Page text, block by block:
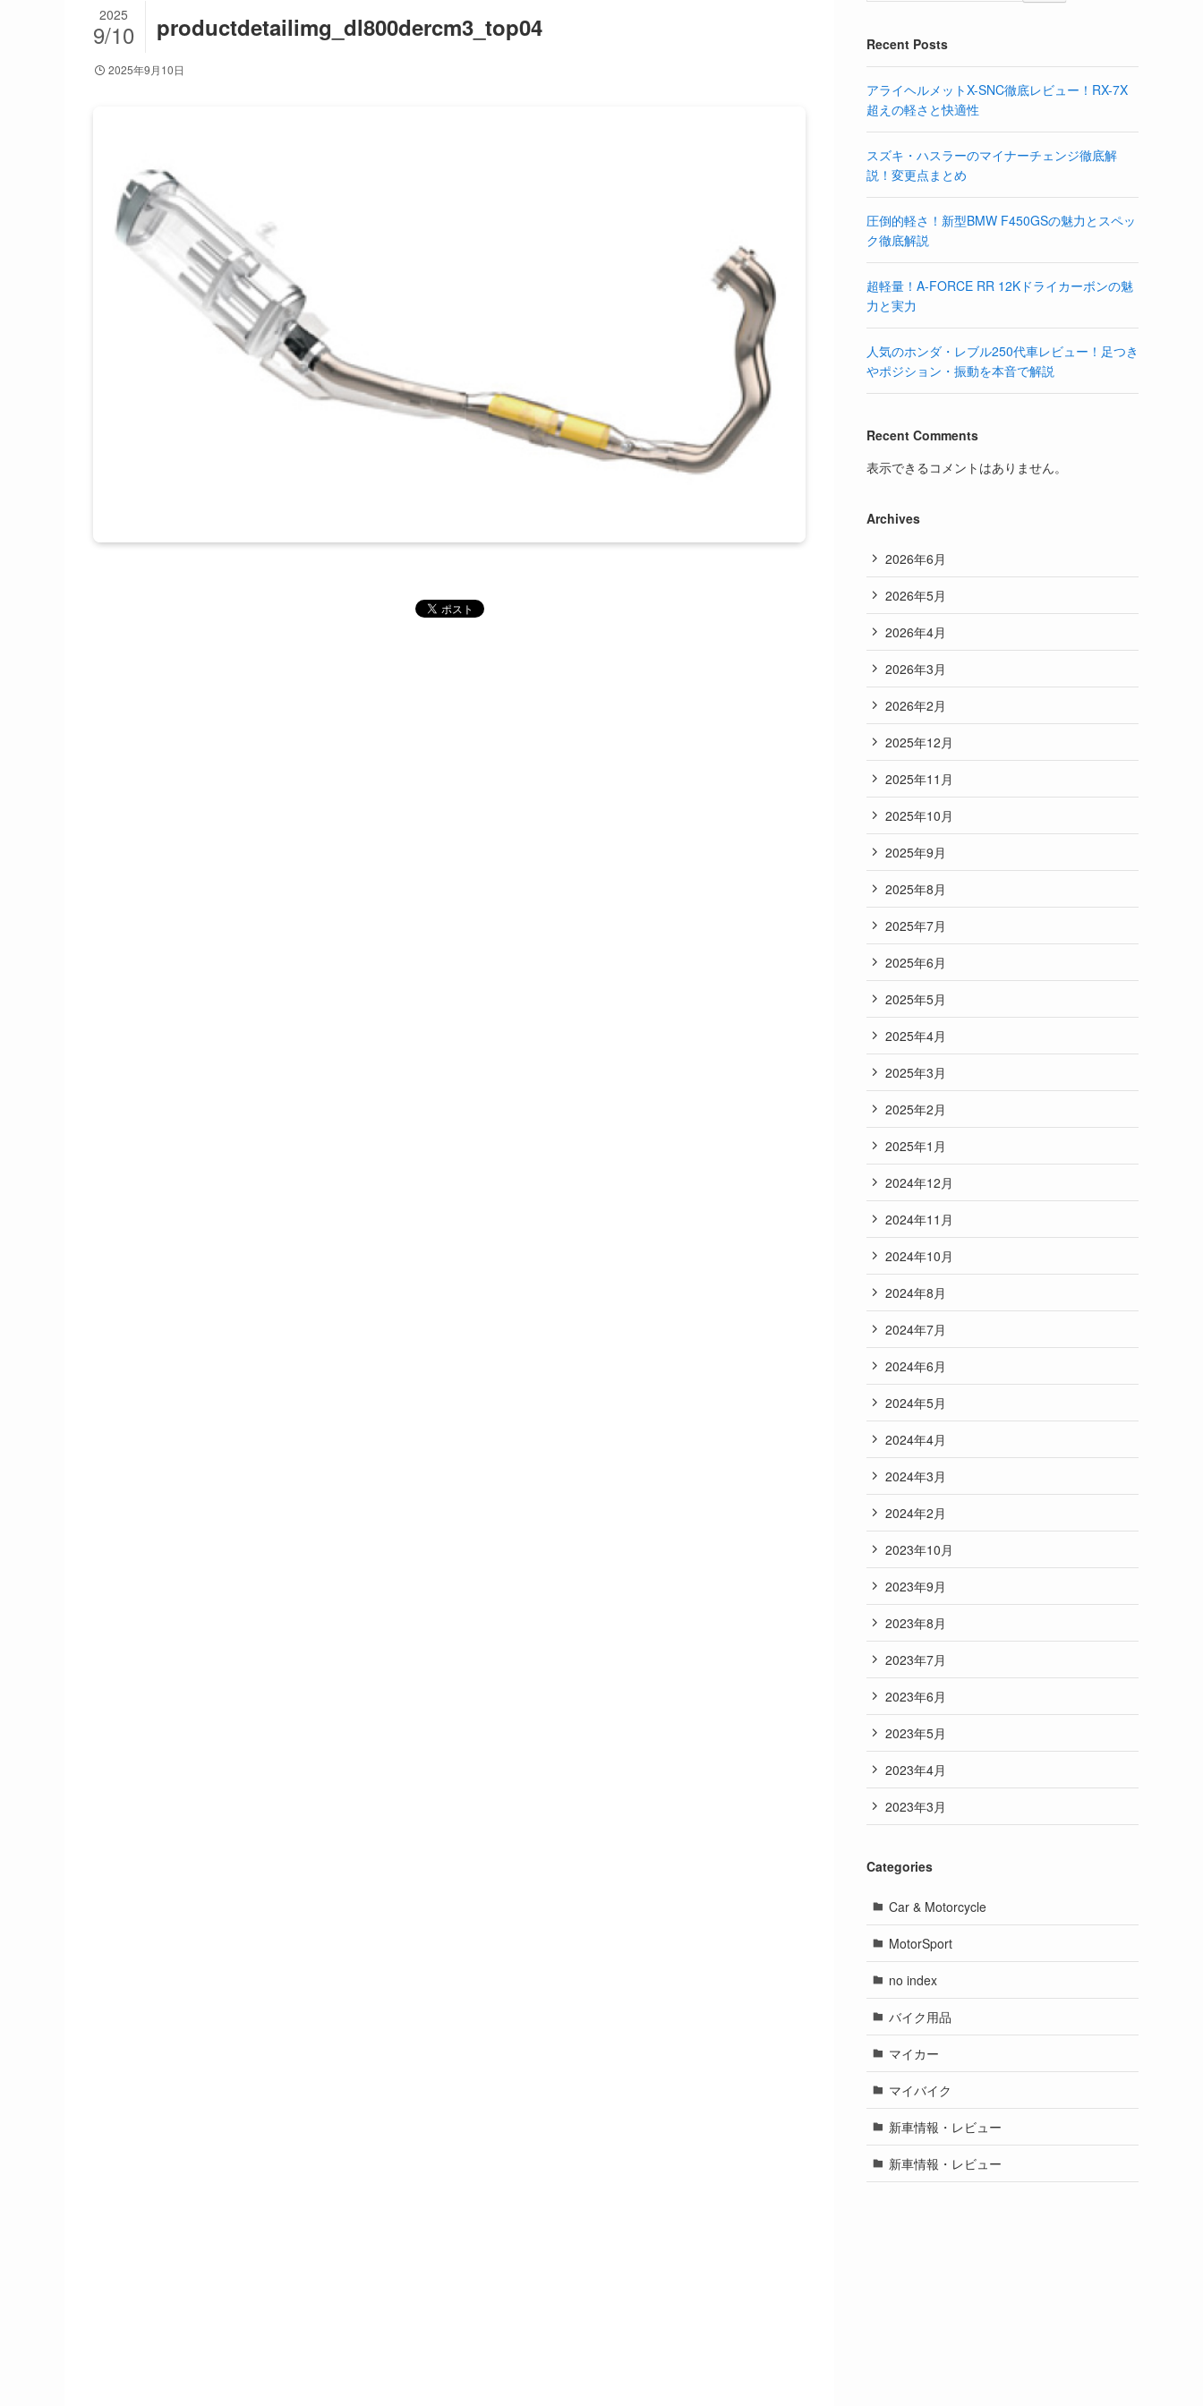
productdetailimg_dl800dercm3_top04
2025
9/10
2025年9月10日
Recent Posts
アライヘルメットX-SNC徹底レビュー！RX-7X
超えの軽さと快適性
スズキ・ハスラーのマイナーチェンジ徹底解
説！変更点まとめ
圧倒的軽さ！新型BMW F450GSの魅力とスペッ
ク徹底解説
超軽量！A-FORCE RR 12Kドライカーボンの魅
力と実力
人気のホンダ・レブル250代車レビュー！足つき
やポジション・振動を本音で解説
Recent Comments
表示できるコメントはありません。
Archives
2026年6月
2026年5月
2026年4月
2026年3月
2026年2月
2025年12月
2025年11月
2025年10月
2025年9月
2025年8月
2025年7月
2025年6月
2025年5月
2025年4月
2025年3月
2025年2月
2025年1月
2024年12月
2024年11月
2024年10月
2024年8月
2024年7月
2024年6月
2024年5月
2024年4月
2024年3月
2024年2月
2023年10月
2023年9月
2023年8月
2023年7月
2023年6月
2023年5月
2023年4月
2023年3月
Categories
Car & Motorcycle
MotorSport
no index
バイク用品
マイカー
マイバイク
新車情報・レビュー
新車情報・レビュー